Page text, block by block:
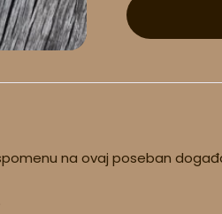
na ovaj poseban